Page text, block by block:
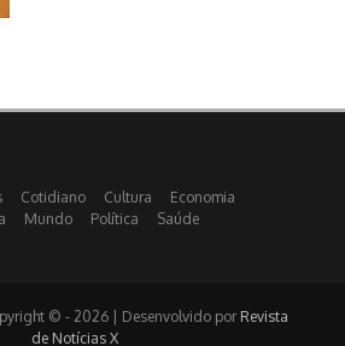
Cotidiano Cultura
Economia
Mundo Política Saúde
© - 2026 | Desenvolvido por Revista
de Notícias X